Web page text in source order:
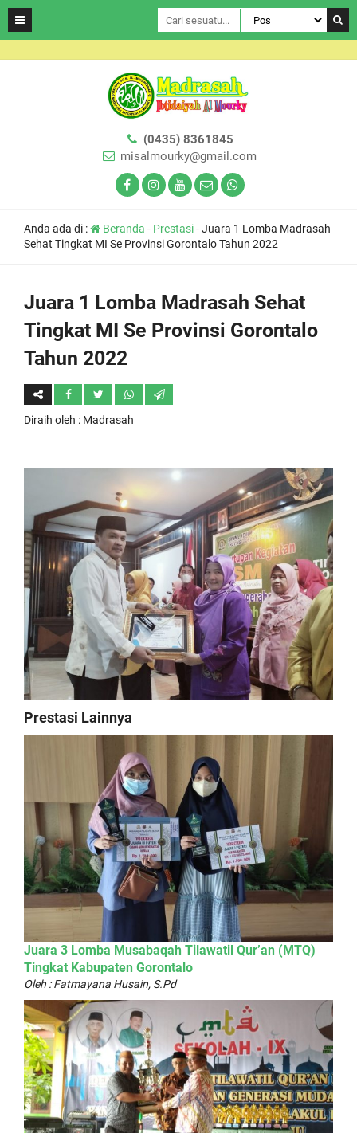
(0435) 8361845
misalmourky@gmail.com
Anda ada di : Beranda - Prestasi-Juara 1 Lomba Madrasah
Sehat Tingkat MI Se Provinsi Gorontalo Tahun 2022
Juara 1 Lomba Madrasah Sehat
Tingkat MI Se Provinsi Gorontalo
Tahun 2022
Diraih oleh : Madrasah
Prestasi Lainnya
Juara 3 Lomba Musabaqah Tilawatil Qur’an (MTQ)
Tingkat Kabupaten Gorontalo
Oleh : Fatmayana Husain, S.Pd